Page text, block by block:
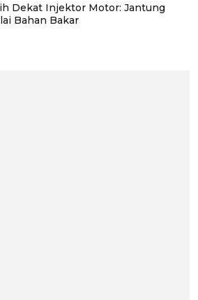
Dekat Injektor Motor: Jantung
Bahan Bakar